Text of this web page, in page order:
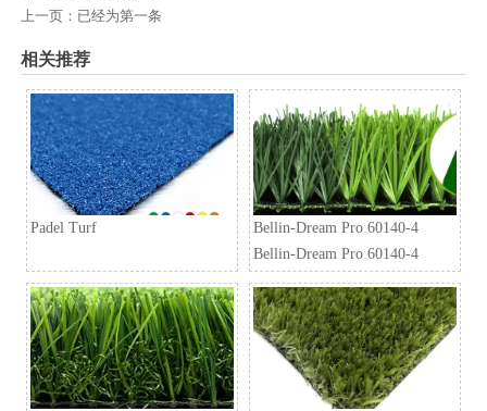
上一页：已经为第一条
相关推荐
Padel Turf
Bellin-Dream Pro 60140-4
Bellin-Dream Pro 60140-4